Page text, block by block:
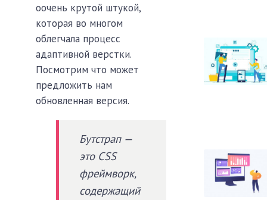
оочень крутой штукой,
которая во многом
облегчала процесс
адаптивной верстки.
Посмотрим что может
предложить нам
обновленная версия.
Бутстрап —
это CSS
фреймворк,
содержащий